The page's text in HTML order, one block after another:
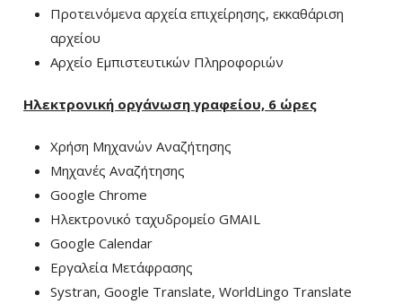
Προτεινόμενα αρχεία επιχείρησης, εκκαθάριση
αρχείου
Αρχείο Εμπιστευτικών Πληροφοριών
Ηλεκτρονική οργάνωση γραφείου, 6 ώρες
Χρήση Μηχανών Αναζήτησης
Μηχανές Αναζήτησης
Google Chrome
Ηλεκτρονικό ταχυδρομείο GMAIL
Google Calendar
Εργαλεία Μετάφρασης
Systran, Google Translate, WorldLingo Translate